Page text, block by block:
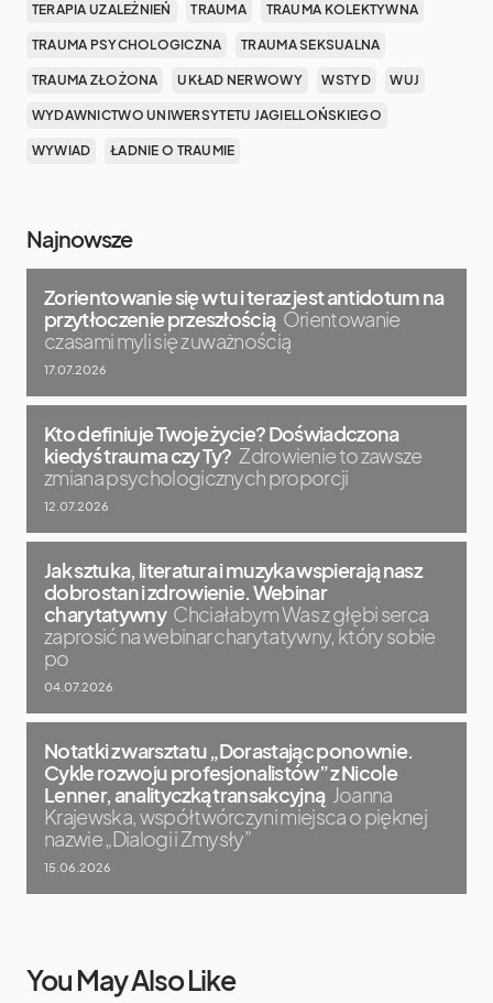
TERAPIA UZALEŻNIEŃ TRAUMA TRAUMA KOLEKTYWNA
TRAUMA PSYCHOLOGICZNA TRAUMA SEKSUALNA
TRAUMA ZŁOŻONA UKŁAD NERWOWY WSTYD WUJ
WYDAWNICTWO UNIWERSYTETU JAGIELLOŃSKIEGO
WYWIAD ŁADNIE O TRAUMIE
Najnowsze
Zorientowanie się w tu i teraz jest antidotum na
przytłoczenie przeszłością Orientowanie
czasami myli się z uważnością
17.07.2026
Kto definiuje Twoje życie? Doświadczona
kiedyś trauma czy Ty? Zdrowienie to zawsze
zmiana psychologicznych proporcji
12.07.2026
Jak sztuka, literatura i muzyka wspierają nasz
dobrostan i zdrowienie. Webinar
charytatywny Chciałabym Was z głębi serca
zaprosić na webinar charytatywny, który sobie
po
04.07.2026
Notatki z warsztatu „Dorastając ponownie.
Cykle rozwoju profesjonalistów” z Nicole
Lenner, analityczką transakcyjną Joanna
Krajewska, współtwórczyni miejsca o pięknej
nazwie „Dialogi i Zmysły”
15.06.2026
You May Also Like